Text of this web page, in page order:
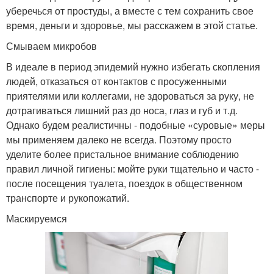
уберечься от простуды, а вместе с тем сохранить свое
время, деньги и здоровье, мы расскажем в этой статье.
Смываем микробов
В идеале в период эпидемий нужно избегать скопления
людей, отказаться от контактов с просуженными
приятелями или коллегами, не здороваться за руку, не
дотрагиваться лишний раз до носа, глаз и губ и т.д.
Однако будем реалистичны - подобные «суровые» меры
мы применяем далеко не всегда. Поэтому просто
уделите более пристальное внимание соблюдению
правил личной гигиены: мойте руки тщательно и часто -
после посещения туалета, поездок в общественном
транспорте и рукопожатий.
Маскируемся